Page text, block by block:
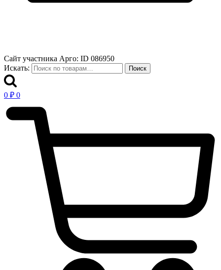
Сайт участника Арго: ID 086950
Искать:
Поиск
0 ₽ 0